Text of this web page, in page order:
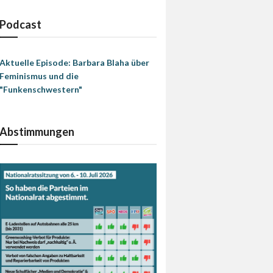
Podcast
Aktuelle Episode: Barbara Blaha über
Feminismus und die
"Funkenschwestern"
Abstimmungen